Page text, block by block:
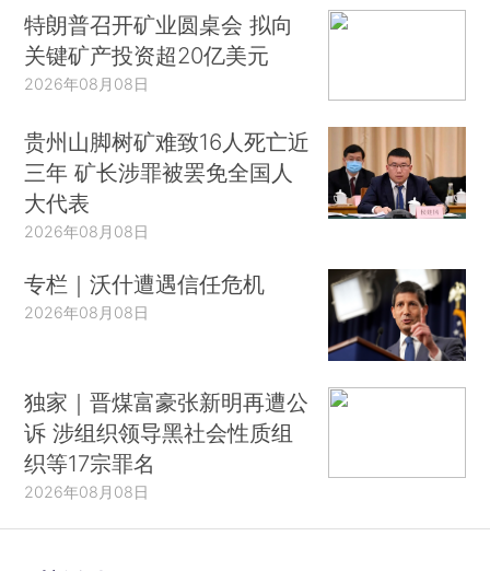
特朗普召开矿业圆桌会 拟向
关键矿产投资超20亿美元
2026年08月08日
贵州山脚树矿难致16人死亡近
三年 矿长涉罪被罢免全国人
大代表
2026年08月08日
专栏｜沃什遭遇信任危机
2026年08月08日
独家｜晋煤富豪张新明再遭公
诉 涉组织领导黑社会性质组
织等17宗罪名
2026年08月08日